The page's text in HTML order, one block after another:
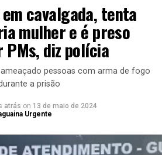
cavalgada, tenta
mulher e é preso
PMs, diz polícia
pessoas com arma de fogo
a prisão
atrás on 13 de maio de 2024
Urgente